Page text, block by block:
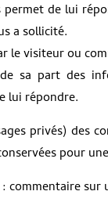
de lui
a sollicité.
le visiteur ou
sa part des
lui répondre.
privés) des
pour
commentaire